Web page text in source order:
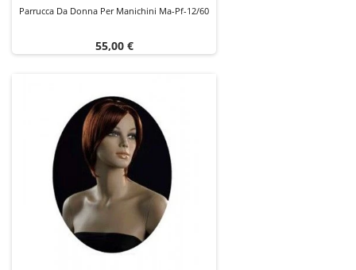
Parrucca Da Donna Per Manichini Ma-Pf-12/60
Prezzo
55,00 €